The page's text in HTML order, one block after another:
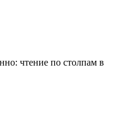
чтение по столпам в